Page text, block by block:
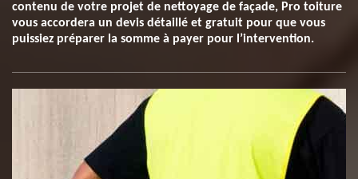
contenu de votre projet de nettoyage de façade, Pro toiture
vous accordera un devis détaillé et gratuit pour que vous
puissiez préparer la somme à payer pour l’intervention.